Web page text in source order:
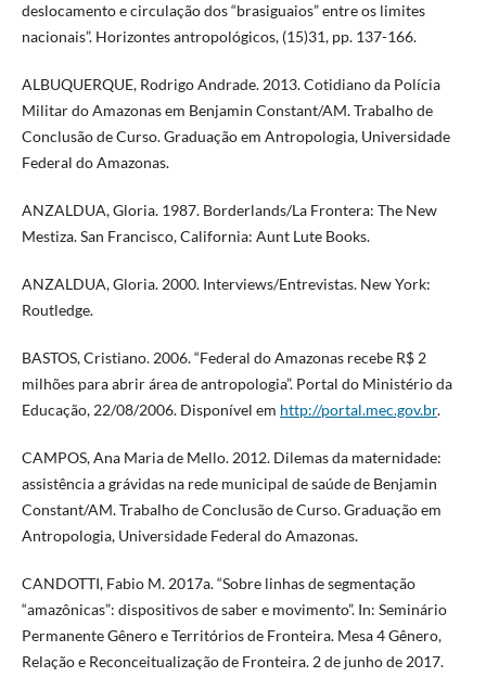
deslocamento e circulação dos “brasiguaios” entre os limites
nacionais”. Horizontes antropológicos, (15)31, pp. 137-166.
ALBUQUERQUE, Rodrigo Andrade. 2013. Cotidiano da Polícia
Militar do Amazonas em Benjamin Constant/AM. Trabalho de
Conclusão de Curso. Graduação em Antropologia, Universidade
Federal do Amazonas.
ANZALDUA, Gloria. 1987. Borderlands/La Frontera: The New
Mestiza. San Francisco, California: Aunt Lute Books.
ANZALDUA, Gloria. 2000. Interviews/Entrevistas. New York:
Routledge.
BASTOS, Cristiano. 2006. “Federal do Amazonas recebe R$ 2
milhões para abrir área de antropologia”. Portal do Ministério da
Educação, 22/08/2006. Disponível em http://portal.mec.gov.br.
CAMPOS, Ana Maria de Mello. 2012. Dilemas da maternidade:
assistência a grávidas na rede municipal de saúde de Benjamin
Constant/AM. Trabalho de Conclusão de Curso. Graduação em
Antropologia, Universidade Federal do Amazonas.
CANDOTTI, Fabio M. 2017a. “Sobre linhas de segmentação
“amazônicas”: dispositivos de saber e movimento”. In: Seminário
Permanente Gênero e Territórios de Fronteira. Mesa 4 Gênero,
Relação e Reconceitualização de Fronteira. 2 de junho de 2017.